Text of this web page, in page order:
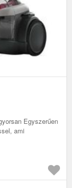
Egyszerűen
ami